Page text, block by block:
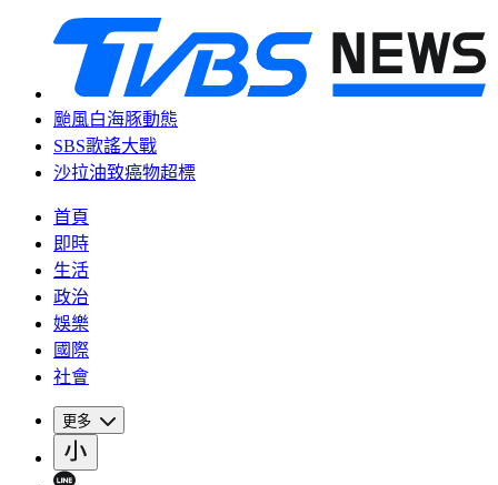
颱風白海豚動態
SBS歌謠大戰
沙拉油致癌物超標
首頁
即時
生活
政治
娛樂
國際
社會
更多